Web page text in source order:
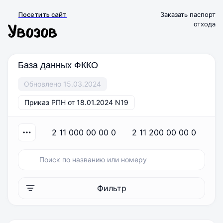
Посетить сайт
Заказать паспорт
отхода
База данных ФККО
Обновлено 15.03.2024
Приказ РПН от 18.01.2024 N19
2 11 000 00 00 0 2 11 200 00 00 0
Фильтр